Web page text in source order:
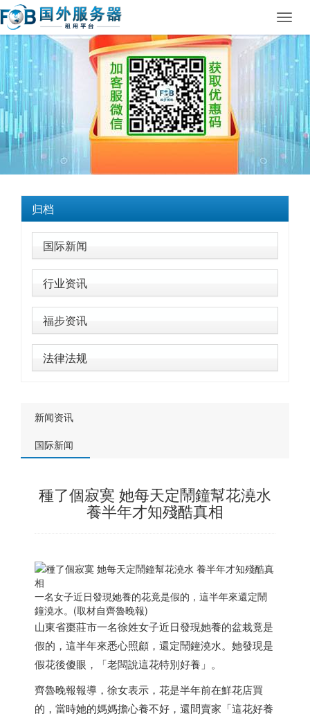
归档
国际新闻
行业资讯
福步资讯
法律法规
新闻资讯
国际新闻
種了個寂寞 她每天定鬧鐘幫花澆水
養半年才知殘酷真相
一名女子近日發現她養的花竟是假的，這半年來還定鬧
鐘澆水。(取材自齊魯晚報)
山東省棗莊市一名徐姓女子近日發現她養的盆栽竟是
假的，這半年來悉心照顧，還定鬧鐘澆水。她發現是
假花後傻眼，「老闆說這花特別好養」。
齊魯晚報報導，徐女表示，花是半年前在鮮花店買
的，當時她的媽媽擔心養不好，還問賣家「這花好養